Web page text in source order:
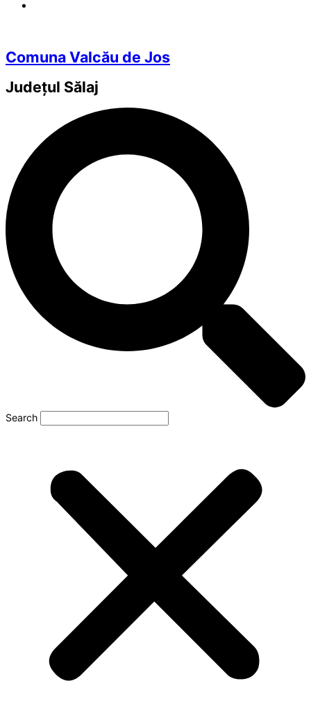
Comuna Valcău de Jos
Județul Sălaj
Search